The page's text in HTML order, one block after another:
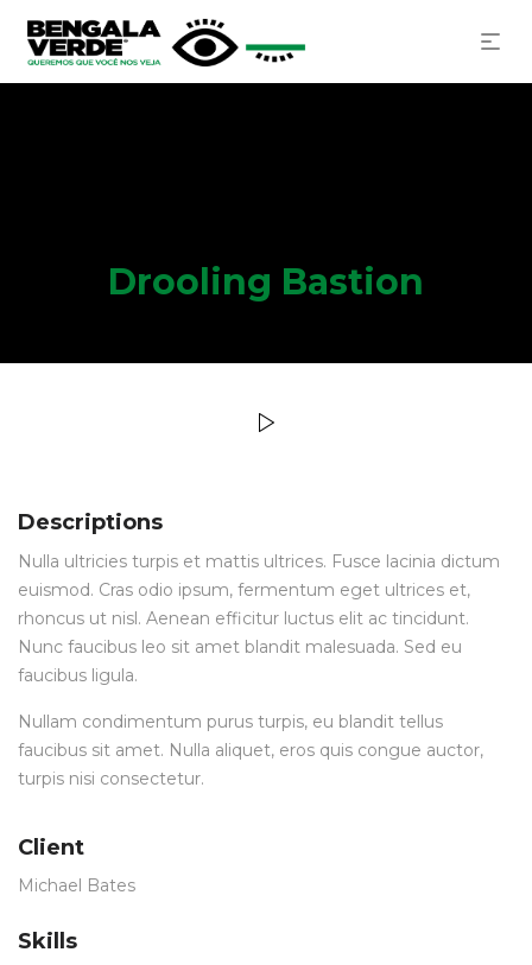
Drooling Bastion
Descriptions
Nulla ultricies turpis et mattis ultrices. Fusce lacinia dictum
euismod. Cras odio ipsum, fermentum eget ultrices et,
rhoncus ut nisl. Aenean efficitur luctus elit ac tincidunt.
Nunc faucibus leo sit amet blandit malesuada. Sed eu
faucibus ligula.
Nullam condimentum purus turpis, eu blandit tellus
faucibus sit amet. Nulla aliquet, eros quis congue auctor,
turpis nisi consectetur.
Client
Michael Bates
Skills